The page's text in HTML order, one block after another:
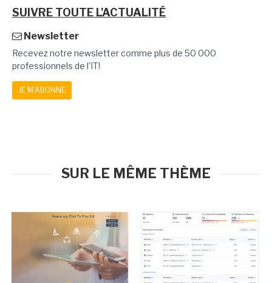
SUIVRE TOUTE L'ACTUALITÉ
Newsletter
Recevez notre newsletter comme plus de 50 000
professionnels de l'IT!
JE M'ABONNE
SUR LE MÊME THÈME